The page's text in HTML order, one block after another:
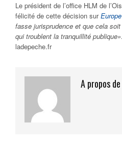
Le président de l’office HLM de
félicité de cette décision sur
fasse jurisprudence et que cela
qui troublent la tranquillité publique».
ladepeche.fr
A propos